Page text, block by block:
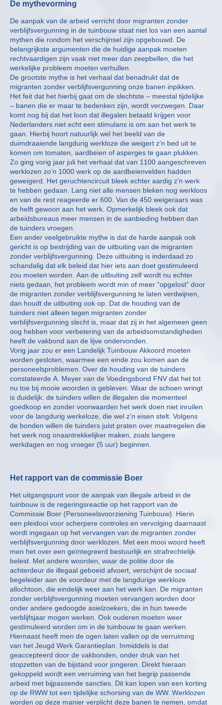
De mythevorming
De aanpak van de arbeid verricht door migranten zonder
verblijfsvergunning in de tuinbouw staat niet los van een aantal
mythen die rondom het verschijnsel zijn opgebouwd. De
belangrijkste argumenten die de huidige aanpak moeten
rechtvaardigen zijn vaak niet meer dan zeepbellen, die het
werkelijke probleem moeten verhullen.
De grootste mythe is het verhaal dat benadrukt dat de
migranten zonder verblijfsvergunning onze banen inpikken.
Het feit dat het hierbij gaat om de slechtste – meestal tijdelijke
– banen die er maar te bedenken zijn, wordt verzwegen. Daar
komt nog bij dat het loon dat illegalen betaald krijgen voor
Nederlanders niet echt een stimulans is om aan het werk te
gaan. Hierbij hoort natuurlijk wel het beeld van de
duimdraaiende langdurig werkloze die weigert z’n bed uit te
komen om tomaten, aardbeien of asperges te gaan plukken.
Zo ging vorig jaar juli het verhaal dat van 1100 aangeschreven
werklozen zo’n 1000 werk op de aardbeienvelden hadden
geweigerd. Het geruchtencircuit bleek echter aardig z’n werk
te hebben gedaan. Lang niet alle mensen bleken nog werkloos
en van de rest reageerde er 600. Van de 450 weigeraars was
de helft gewoon aan het werk. Opmerkelijk bleek ook dat
arbeidsbureaus meer mensen in de aanbieding hebben dan
de tuinders vroegen.
Een ander veelgebruikte mythe is dat de harde aanpak ook
gericht is op bestrijding van de uitbuiting van de migranten
zonder verblijfsvergunning. Deze uitbuiting is inderdaad zo
schandalig dat elk beleid dat hier iets aan doet gestimuleerd
zou moeten worden. Aan de uitbuiting zelf wordt nu echter
niets gedaan, het probleem wordt min of meer “opgelost” door
de migranten zonder verblijfsvergunning te laten verdwijnen,
dan houdt de uitbuiting ook op. Dat de houding van de
tuinders niet alleen tegen migranten zonder
verblijfsvergunning slecht is, maar dat zij in het algemeen geen
oog hebben voor verbetering van de arbeidsomstandigheden
heeft de vakbond aan de lijve ondervonden.
Vorig jaar zou er een Landelijk Tuinbouw Akkoord moeten
worden gesloten, waarmee een einde zou komen aan de
personeelsproblemen. Over de houding van de tuinders
constateerde A. Meyer van de Voedingsbond FNV dat het tot
nu toe bij mooie woorden is gebleven. Waar de schoen wringt
is duidelijk: de tuinders willen de illegalen die momenteel
goedkoop en zonder voorwaarden het werk doen niet inruilen
voor de langdurig werkeloze, die wel z’n eisen stelt. Volgens
de bonden willen de tuinders juist praten over maatregelen die
het werk nog onaantrekkelijker maken, zoals langere
werkdagen en nog vroeger (5 uur) beginnen.
Het rapport van de commissie Boer
Het uitgangspunt voor de aanpak van illegale arbeid in de
tuinbouw is de regeringsreactie op het rapport van de
Commissie Boer (Personeelsvoorziening Tuinbouw). Hierin
een pleidooi voor scherpere controles en vervolging daarnaast
wordt ingegaan op het vervangen van de migranten zonder
verblijfsvergunning door werklozen. Met een mooi woord heeft
men het over een geïntegreerd bestuurlijk en strafrechtelijk
beleid. Met andere woorden, waar de politie door de
achterdeur de illegaal geboeid afvoert, verschijnt de sociaal
begeleider aan de voordeur met de langdurige werkloze
allochtoon, die eindelijk weer aan het werk kan. De migranten
zonder verblijfsvergunning moeten vervangen worden door
onder andere gedoogde asielzoekers, die in hun tweede
verblijfsjaar mogen werken. Ook ouderen moeten weer
gestimuleerd worden om in de tuinbouw te gaan werken.
Hiernaast heeft men de ogen laten vallen op de verruiming
van het Jeugd Werk Garantieplan. Inmiddels is dat
geaccepteerd door de vakbonden, onder druk van het
stopzetten van de bijstand voor jongeren. Direkt hieraan
gekoppeld wordt een verruiming van het begrip passende
arbeid met bijpassende sancties. Dit kan lopen van een korting
op de RWW tot een tijdelijke schorsing van de WW. Werklozen
worden op deze manier verplicht deze banen te nemen, omdat